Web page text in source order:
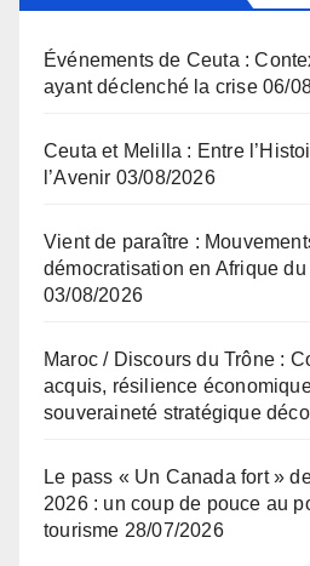
Événements de Ceuta :
ayant déclenché la crise 06/
Ceuta et Melilla : Entre
l’Avenir 03/08/2026
Vient de paraître :
démocratisation en Afrique
03/08/2026
Maroc / Discours du Trône :
acquis, résilience
souveraineté stratégique
Le pass « Un Canada fort »
2026 : un coup de pouce au
tourisme 28/07/2026